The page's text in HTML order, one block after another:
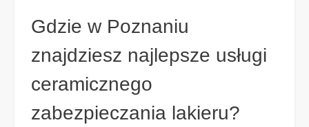
Gdzie w Poznaniu
znajdziesz najlepsze usługi
ceramicznego
zabezpieczania lakieru?